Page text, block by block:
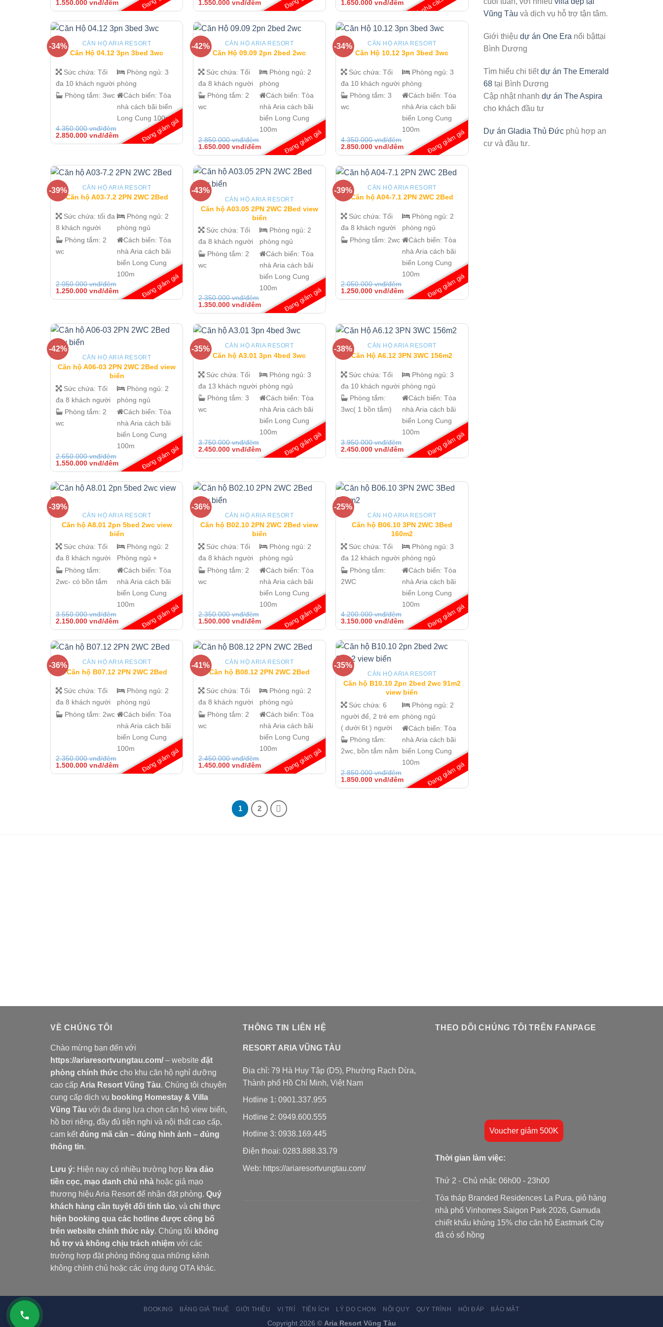
Giá
2.850.000 vnđ/
đêm.
1.550.000 vnđ/đêmGiá
hiện
là:
1.550.000 vnđ/
Giá
2.750.000 vnđ/
đêm.
1.550.000 vnđ/đêmGiá
hiện
là:
1.550.000 vnđ/
T
á
ể
b
ở
s
g tí
hí
y
h
Giá
2.850.000 vnđ/
đêm.
1.650.000vnđ/đêmGiá
hiện
là:
1.650.000 vnđ/
-34% CĂN HỘ ARIA RESORT
Căn Hộ 04.12 3pn 3bed 3wc
Sức chứa: Tối
đa 10 khách người
Phòng tắm: 3wc
Phòng ngủ: 3
phòng
Cách biển: Tòa
nhà cách bãi biển
Long Cung 100m
Đang giảm giá
4.350.000vnđ/đêm
Giá
2.850.000 vnđ/đêmGiá
hiện
đêm.
-42% CĂN HỘ ARIA RESORT
Căn Hộ 09.09 2pn 2bed 2wc
Sức chứa: Tối
đa 8 khách người
Phòng tắm: 2
wc
Phòng ngủ: 2
phòng
Cách biển: Tòa
nhà Aria cách bãi
biển Long Cung
100m
Đang giảm giá
2.850.000vnđ/đêm
Giá
2.850.000 vnđ/
đêm.
1.650.000 vnđ/đêmGiá
hiện
là:
1.650.000 vnđ/
-34% CĂN HỘ ARIA RESORT
Căn Hộ 10.12 3pn 3bed 3wc
Sức chứa:Tối
đa 10 khách người
Phòng tắm:3
wc
Phòng ngủ: 3
phòng
Cách biển: Tòa
nhà Aria cách bãi
biển Long Cung
100m
Đang giảm giá
4.350.000vnđ/đêm
Giá
4.350.000 vnđ/
đêm.
2.850.000vnđ/đêmGiá
hiện
là:
2.850.000 vnđ/
-39% CĂN HỘ ARIA RESORT
Căn hộ A03-7.2 2PN 2WC 2Bed
Sức chứa: tối đa
8 khách người
Phòng tắm: 2
wc
Phòng ngủ: 2
phòng ngủ
Cách biển: Tòa
nhà Aria cách bãi
biển Long Cung
100m
Đang giảm giá
2.050.000vnđ/đêm
Giá
1.250.000 vnđ/đêmGiá
hiện
đêm.
-43%
CĂN HỘ ARIA RESORT
Căn hộ A03.05 2PN 2WC 2Bed view
biển
Sức chứa: Tối
đa 8 khách người
Phòng tắm: 2
wc
Phòng ngủ: 2
phòng ngủ
Cách biển: Tòa
nhà Aria cách bãi
biển Long Cung
100m
Đang giảm giá
2.350.000vnđ/đêm
Giá
gốc
2.350.000 vnđ/
đêm.
1.350.000 vnđ/đêmGiá
hiện
là:
1.350.000 vnđ/
-39% CĂN HỘ ARIA RESORT
Căn hộ A04-7.1 2PN 2WC 2Bed
Sức chứa:Tối
đa 8 khách người
Phòng tắm: 2wc
Phòng ngủ: 2
phòng ngủ
Cách biển: Tòa
nhà Aria cách bãi
biển Long Cung
100m
Đang giảm giá
2.050.000vnđ/đêm
Giá
1.250.000vnđ/đêmGiá
hiện
đêm.
-42%
CĂN HỘ ARIA RESORT
Căn hộ A06-03 2PN 2WC 2Bed view
biển
Sức chứa: Tối
đa 8 khách người
Phòng tắm: 2
wc
Phòng ngủ: 2
phòng ngủ
Cách biển: Tòa
nhà Aria cách bãi
biển Long Cung
100m
Đang giảm giá
2.650.000vnđ/đêm
Giá
2.650.000 vnđ/
đêm.
1.550.000 vnđ/đêmGiá
hiện
là:
1.550.000 vnđ/
-35% CĂN HỘ ARIA RESORT
Căn hộ A3.01 3pn 4bed 3wc
Sức chứa: Tối
đa 13 khách người
Phòng tắm: 3
wc
Phòng ngủ: 3
phòng ngủ
Cách biển: Tòa
nhà Aria cách bãi
biển Long Cung
100m
Đang giảm giá
3.750.000vnđ/đêm
Giá
2.450.000 vnđ/đêmGiá
hiện
đêm.
-38% CĂN HỘ ARIA RESORT
Căn Hộ A6.12 3PN 3WC 156m2
Sức chứa:Tối
đa 10 khách người
Phòng tắm:
3wc( 1 bồn tắm)
Phòng ngủ: 3
phòng ngủ
Cách biển: Tòa
nhà Aria cách bãi
biển Long Cung
100m
Đang giảm giá
3.950.000vnđ/đêm
Giá
2.450.000vnđ/đêmGiá
hiện
đêm.
-39%
CĂN HỘ ARIA RESORT
Căn hộ A8.01 2pn 5bed 2wc view
biển
Sức chứa: Tối
đa 8 khách người
Phòng tắm:
2wc- có bồn tắm
Phòng ngủ: 2
Phòng ngủ +
Cách biển: Tòa
nhà Aria cách bãi
biển Long Cung
100m
Đang giảm giá
3.550.000vnđ/đêm
Giá
3.550.000 vnđ/
đêm.
2.150.000 vnđ/đêmGiá
hiện
là:
2.150.000 vnđ/
-36%
CĂN HỘ ARIA RESORT
Căn hộ B02.10 2PN 2WC 2Bed view
biển
Sức chứa: Tối
đa 8 khách người
Phòng tắm: 2
wc
Phòng ngủ: 2
phòng ngủ
Cách biển: Tòa
nhà Aria cách bãi
biển Long Cung
100m
Đang giảm giá
2.350.000vnđ/đêm
Giá
2.350.000 vnđ/
đêm.
1.500.000 vnđ/đêmGiá
hiện
là:
1.500.000 vnđ/
-25%
CĂN HỘ ARIA RESORT
Căn hộ B06.10 3PN 2WC 3Bed
160m2
Sức chứa:Tối
đa 12 khách người
Phòng tắm:
2WC
Phòng ngủ: 3
phòng ngủ
Cách biển: Tòa
nhà Aria cách bãi
biển Long Cung
100m
Đang giảm giá
4.200.000vnđ/đêm
Giá
4.200.000 vnđ/
đêm.
3.150.000vnđ/đêmGiá
hiện
là:
3.150.000 vnđ/
-36% CĂN HỘ ARIA RESORT
Căn hộ B07.12 2PN 2WC 2Bed
Sức chứa: Tối
đa 8 khách người
Phòng tắm: 2wc
Phòng ngủ: 2
phòng ngủ
Cách biển: Tòa
nhà Aria cách bãi
biển Long Cung
100m
Đang giảm giá
2.350.000vnđ/đêm
Giá
gốc
1.500.000 vnđ/đêmGiá
hiện
-41% CĂN HỘ ARIA RESORT
Căn hộ B08.12 2PN 2WC 2Bed
Sức chứa: Tối
đa 8 khách người
Phòng tắm: 2
wc
Phòng ngủ: 2
phòng ngủ
Cách biển: Tòa
nhà Aria cách bãi
biển Long Cung
100m
Đang giảm giá
2.450.000vnđ/đêm
Giá
gốc
1.450.000 vnđ/đêmGiá
hiện
đêm.
-35%
CĂN HỘ ARIA RESORT
Căn hộ B10.10 2pn 2bed 2wc 91m2
view biển
Sức chứa:6
người để, 2 trẻ em
( dưới 6t ) người
Phòng tắm:
2wc, bồn tắm nằm
Phòng ngủ: 2
phòng ngủ
Cách biển: Tòa
nhà Aria cách bãi
biển Long Cung
100m
Đang giảm giá
2.850.000vnđ/đêm
Giá
1.850.000vnđ/đêmGiá
hiện
1 2
Vũng Tàu và dịch vụ hỗ trợ tận tâm.
Giới thiệu dự án One Era nổi bậttại
Bình Dương
Tìm hiểu chi tiếtdự án The Emerald
68tại Bình Dương
Cập nhật nhanh dự án The Aspira
cho khách đầu tư
Dự án Gladia Thủ Đứcphù hợp an
cư và đầu tư.
VỀ CHÚNG TÔI
Chào mừng bạn đến với
https://ariaresortvungtau.com/– website đặt
phòng chính thức cho khu căn hộ nghỉ dưỡng
cao cấp Aria Resort Vũng Tàu. Chúng tôi chuyên
cung cấp dịch vụ booking Homestay & Villa
Vũng Tàu với đa dạng lựa chọn căn hộ view biển,
hồ bơi riêng, đầy đủ tiện nghi và nội thất cao cấp,
cam kết đúng mã căn – đúng hình ảnh – đúng
thông tin.
Lưu ý: Hiện nay có nhiều trường hợp lừa đảo
tiền cọc, mạo danh chủ nhà hoặc giả mạo
thương hiệu Aria Resort để nhận đặt phòng. Quý
khách hàng cần tuyệt đối tỉnh táo, và chỉ thực
hiện booking qua các hotline được công bố
trên website chính thức này. Chúng tôi không
hỗ trợ và không chịu trách nhiệm với các
trường hợp đặt phòng thông qua những kênh
không chính chủ hoặc các ứng dụng OTA khác.
THÔNG TIN LIÊN HỆ
RESORT ARIA VŨNG TÀU
Địa chỉ: 79 Hà Huy Tập (D5), Phường Rạch Dừa,
Thành phố Hồ Chí Minh, Việt Nam
Hotline 1: 0901.337.955
Hotline 2: 0949.600.555
Hotline 3: 0938.169.445
Điện thoại: 0283.888.33.79
Web: https://ariaresortvungtau.com/
THEO DÕI CHÚNG TÔI TRÊN FANPAGE
Voucher giảm 500K
Thời gian làm việc:
Thứ 2 - Chủ nhật: 06h00 - 23h00
Tòa tháp Branded Residences La Pura, giỏ hàng
nhà phố Vinhomes Saigon Park 2026, Gamuda
chiết khấu khủng 15% cho căn hộ Eastmark City
đã có sổ hồng
BOOKING BẢNG GIÁ THUÊ GIỚI THIỆU VỊ TRÍ TIỆN ÍCH LÝ DO CHỌN NỘI QUY QUY TRÌNH HỎI ĐÁP BẢO MẬT
Copyright 2026 © Aria Resort Vũng Tàu